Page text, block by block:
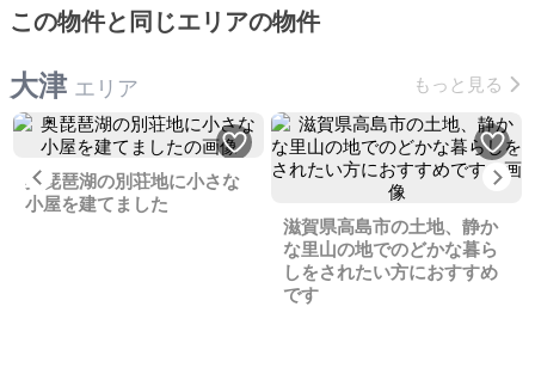
この物件と同じエリアの物件
大津 エリア もっと見る
Previous
奥琵琶湖の別荘地に小さな
小屋を建てました
滋賀県高島市の土地、静か
な里山の地でのどかな暮ら
しをされたい方におすすめ
です